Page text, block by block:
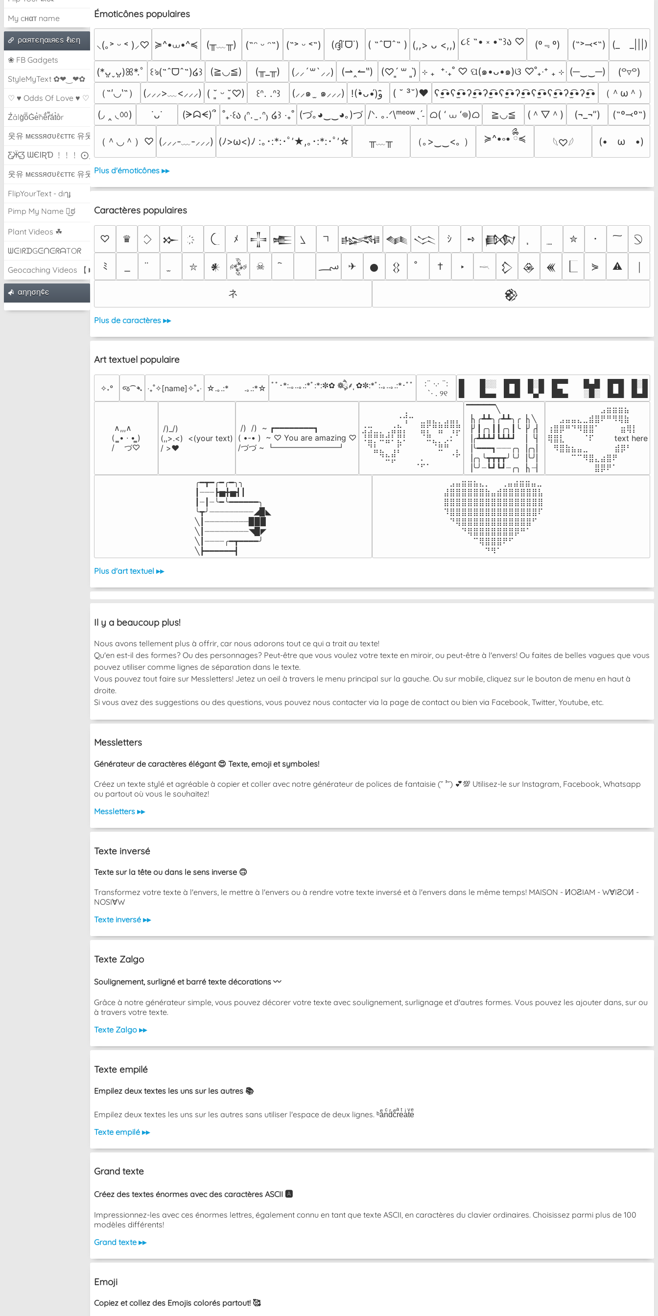
My cнαт name
ραятєηαιяєѕ ℓιєη
❀ FB Gadgets
StyleMyText ✿❤‿❤✿
♡ ♥ Odds Of Love ♥ ♡
Z̾ảlg̀͐oͧG̀e̒̃nȅ̐r͌̑á͑t͛o̊r
웃유 мєѕѕяσυℓєттє 유웃
Ƹ̵̡Ӝ̵̨̄Ʒ ƜЄƖƦƊ ﹗﹗﹗ ⨀_⨀
웃유 мєѕѕяσυℓєттє 유웃
FlipYourText - dıๅɟ
Pimp My Name ಠ͜ಠ
Plant Videos ☘
ᗯᕮIᖇᗪGᕮᑎᕮᖇᗩTOᖇ
Geocaching Videos 【►】
αηηση¢є
Émoticônes populaires
⸜(｡˃ ᵕ ˂ )⸝♡ ≽^•⩊•^≼ (╥﹏╥) (˶ᵔ ᵕ ᵔ˶) (˶˃ ᵕ ˂˶) (ദ്ദി˙ᗜ˙) ( ˶ˆᗜˆ˵ ) (,,> ᴗ <,,) ૮꒰ ˶• ༝ •˶꒱ა ♡ (º﹃º) (˶˃⤙˂˶) (_　_|||)
(*ᴗ͈ˬᴗ͈)ꕤ*.ﾟ ꒰ঌ(˶ˆᗜˆ˵)໒꒱ (≧◡≦) (╥_╥) (⸝⸝´꒳`⸝⸝) (⇀‸↼‶) (♡ˊ͈ ꒳ ˋ͈) ⊹ ₊  ⁺‧₊˚ ♡ ପ(๑•ᴗ•๑)ଓ ♡˚₊‧⁺ ₊ ⊹ (─‿‿─)
(꒪▿꒪)
（˶′◡‵˶）
(⸝⸝⸝>﹏<⸝⸝⸝) ( ˘͈ ᵕ ˘͈♡) ꒰ᐢ. .ᐢ꒱ (⸝⸝๑  ̫ ๑⸝⸝⸝) ( ˘ ³˘)♥ ʕ•̫͡•ʕ•̫͡•ʔ•̫͡•ʔ•̫͡•ʕ•̫͡•ʔ•̫͡•ʕ•̫͡•ʕ•̫͡•ʔ•̫͡•ʔ•̫͡•
（＾ω＾）
(◞ ‸ ◟ㆀ)
˙ᴗ˙ (ᗒᗣᗕ)՞ ˚₊‧꒰ა ₍ᐢ.  ̫.ᐢ₎ ໒꒱ ‧₊˚ (づ｡◕‿‿◕｡)づ /ᐠ. ｡.ᐟ\ᵐᵉᵒʷˎˊ˗ ᜊ( ‘ ⩊ ‘𖦹)ᜊ ≧◡≦ (＾▽＾) (¬_¬”) (˶º⤙º˶)
（＾◡＾）♡ (⸝⸝⸝-﹏-⸝⸝⸝) (ﾉ>ω<)ﾉ :｡･:*:･ﾟ’★,｡･:*:･ﾟ’☆ ╥﹏╥ （｡>‿‿<｡ ） ≽^•༚• ྀིྀ≼ 𓆩♡𓆪 (•　ω　•)
Plus d'émoticônes ▸▸
Caractères populaires
♡ ♛ 𒁍 ﾒ 𒋲 𒍫 𒈙 𒈝 𒈱 ｼ ➺ 𒁃 ✮ ･
ﾐ ⛥ 𒀭 𒅒 ☠ ؄ ✈ 𒊹 𒌐 † ‣ 𓎖 𒁷 𒊲 𒌍 ⋟ ⚠
ネ 𒆙
Plus de caractères ▸▸
Art textuel populaire
✧˖° જ⁀➴ ‎‧₊˚✧[name]✧˚₊‧ ☆.｡.:*　　.｡.:*☆ ﾟﾟ･*:.｡..｡.:*ﾟ:*:✼✿ ❁ཻུ۪۪⸙͎ ✿✼:*ﾟ:.｡..｡.:*･ﾟﾟ
⠀:¨ ·.· ¨:⠀
⠀ `· . ୨୧⠀
█  █░░ █▀█ █░█ █▀▀  █▄█ █▀█ █░█
█  █▄▄ █▄█ ▀▄▀ ██▄  ░█░ █▄█ █▄█
∧,,,∧
(  ̳• · • ̳)
/    づ♡
/)_/)
(,,>.<)  <(your text)
/ >❤️
/)  /)  ~ ┏━━━━━━━━┓
( •-• )  ~ ♡ You are amazing ♡
/づづ ~ ┗━━━━━━━━┛
⠀⠀⠀⠀⠀⠀⢀⣰⣀⠀⠀⠀⠀⠀⠀⠀⠀
⢀⣀⠀⠀⠀⢀⣄⠘⠀⠀⣶⡿⣷⣦⣾⣿⣧
⢺⣾⣶⣦⣰⡟⣿⡇⠀⠀⠻⣧⠀⠛⠀⡘⠏
⠈⢿⡆⠉⠛⠁⡷⠁⠀⠀⠀⠉⠳⣦⣮⠁⠀
⠀⠀⠛⢷⣄⣼⠃⠀⠀⠀⠀⠀⠀⠉⠀⠠⡧
⠀⠀⠀⠀⠉⠋⠀⠀⠀⠠⡥⠄⠀⠀⠀⠀⠀
▔▔▔▔▔╲
▕╮╭┻┻╮╭┻┻╮╭▕╮╲
▕╯┃╭╮┃┃╭╮┃╰▕╯╭▏
▕╭┻┻┻┛┗┻┻┛  ▕  ╰▏
▕╰━━━┓┈┈┈╭╮▕╭╮▏
▕╭╮╰┳┳┳┳╯╰╯▕╰╯▏
▕╰╯┈┗┛┗┛┈╭╮▕╮┈▏
⠀⠀⠀⠀⠀⠀⠀⠀⠀⣠⣶⣶⣶⣦⠀⠀
⠀⠀⣠⣤⣤⣄⣀⣾⣿⠟⠛⠻⢿⣷⠀
⢰⣿⡿⠛⠙⠻⣿⣿⠁⠀⠀ ⠀⣶⢿⡇
⢿⣿⣇⠀⠀⠀⠈⠏⠀⠀⠀ text here
⠀⠻⣿⣷⣦⣤⣀⠀⠀⠀ ⠀⣾⡿⠃⠀
⠀⠀⠀⠀⠉⠉⠻⣿⣄⣴⣿⠟⠀⠀⠀
⠀⠀⠀⠀⠀⠀⠀⠀⣿⡿⠟⠁⠀⠀⠀
╭━┳━╭━╭━╮╮
┃┈┈┈┣▅╋▅┫┃
┃┈┃┈╰━╰━━━━━━╮
╰┳╯┈┈┈┈┈┈┈┈┈◢▉◣
╲┃┈┈┈┈┈┈┈┈┈▉▉▉
╲┃┈┈┈┈┈┈┈┈┈◥▉◤
╲┃┈┈┈┈╭━┳━━━━╯
╲┣━━━━━━┫﻿
⠀⣠⣤⣶⣶⣦⣄⡀  ⠀⢀⣤⣴⣶⣶⣤⣀⠀
⣼⣿⣿⣿⣿⣿⣿⣷⣤⣾⣿⣿⣿⣿⣿⣿⣧
⣿⣿⣿⣿⣿⣿⣿⣿⣿⣿⣿⣿⣿⣿⣿⣿⣿
⠹⣿⣿⣿⣿⣿⣿⣿⣿⣿⣿⣿⣿⣿⣿⣿⠏
⠀⠙⢿⣿⣿⣿⣿⣿⣿⣿⣿⣿⣿⣿⣿⠋⠀
⠀⠀⠀⠙⢿⣿⣿⣿⣿⣿⣿⣿⡿⠛⠁⠀⠀
⠀⠀⠀⠀⠀⠉⢿⣿⣿⣿⠟⠋⠀⠀⠀⠀⠀
⠀⠀⠀⠀⠀⠀⠀⠙⠻⠁⠀⠀⠀⠀⠀⠀⠀⠀⠀⠀⠀⠀⠀
Plus d'art textuel ▸▸
Il y a beaucoup plus!
Nous avons tellement plus à offrir, car nous adorons tout ce qui a trait au texte!
Qu'en est-il des formes? Ou des personnages? Peut-être que vous voulez votre texte en miroir, ou peut-être à l'envers! Ou faites de belles vagues que vous
pouvez utiliser comme lignes de séparation dans le texte.
Vous pouvez tout faire sur Messletters! Jetez un oeil à travers le menu principal sur la gauche. Ou sur mobile, cliquez sur le bouton de menu en haut à
droite.
Si vous avez des suggestions ou des questions, vous pouvez nous contacter via la page de contact ou bien via Facebook, Twitter, Youtube, etc.
Messletters
Générateur de caractères élégant 😍 Texte, emoji et symboles!
Créez un texte stylé et agréable à copier et coller avec notre générateur de polices de fantaisie (˘ ³˘) 💕💯 Utilisez-le sur Instagram, Facebook, Whatsapp
ou partout où vous le souhaitez!
Messletters ▸▸
Texte inversé
Texte sur la tête ou dans le sens inverse 🙃
Transformez votre texte à l'envers, le mettre à l'envers ou à rendre votre texte inversé et à l'envers dans le même temps! MAISON - ИOƧIAM - W∀IƧOИ -
NOSI∀W
Texte inversé ▸▸
Texte Zalgo
Soulignement, surligné et barré texte décorations 〰️
Grâce à notre générateur simple, vous pouvez décorer votre texte avec soulignement, surlignage et d'autres formes. Vous pouvez les ajouter dans, sur ou
à travers votre texte.
Texte Zalgo ▸▸
Texte empilé
Empilez deux textes les uns sur les autres 📚
Empilez deux textes les uns sur les autres sans utiliser l'espace de deux lignes. ᵇaͤnͨdͬcͤrͣeͭaͥtͮeͤ
Texte empilé ▸▸
Grand texte
Créez des textes énormes avec des caractères ASCII 🅰️
Impressionnez-les avec ces énormes lettres, également connu en tant que texte ASCII, en caractères du clavier ordinaires. Choisissez parmi plus de 100
modèles différents!
Grand texte ▸▸
Emoji
Copiez et collez des Emojis colorés partout! 🥰